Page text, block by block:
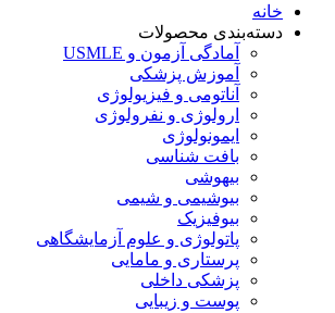
خانه
دسته‌بندی محصولات
آمادگی آزمون و USMLE
آموزش پزشکی
آناتومی و فیزیولوژی
ارولوژی و نفرولوژی
ایمونولوژی
بافت شناسی
بیهوشی
بیوشیمی و شیمی
بیوفیزیک
پاتولوژی و علوم آزمایشگاهی
پرستاری و مامایی
پزشکی داخلی
پوست و زیبایی